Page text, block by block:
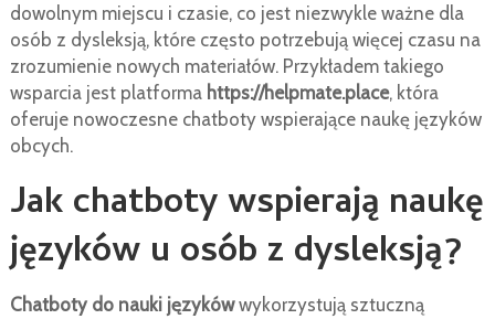
dowolnym miejscu i czasie, co jest niezwykle ważne dla
osób z dysleksją, które często potrzebują więcej czasu na
zrozumienie nowych materiałów. Przykładem takiego
wsparcia jest platforma https://helpmate.place, która
oferuje nowoczesne chatboty wspierające naukę języków
obcych.
Jak chatboty wspierają naukę
języków u osób z dysleksją?
Chatboty do nauki językówwykorzystują sztuczną